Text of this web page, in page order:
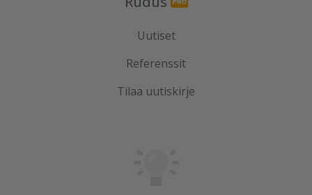
Uutiset
Referenssit
Tilaa uutiskirje